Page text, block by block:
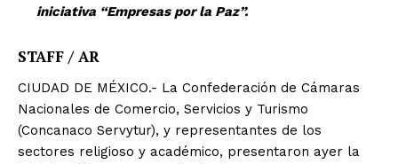
iniciativa “Empresas por la Paz”.
STAFF / AR
CIUDAD DE MÉXICO.- La Confederación de Cámaras
Nacionales de Comercio, Servicios y Turismo
(Concanaco Servytur), y representantes de los
sectores religioso y académico, presentaron ayer la